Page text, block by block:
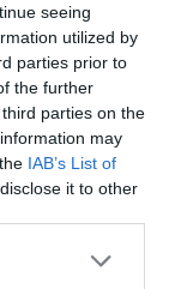
seeing
utilized by
parties prior to
the further
parties on the
may
IAB’s List of
it to other
i
gotować,
są tańszą
są relatywnie